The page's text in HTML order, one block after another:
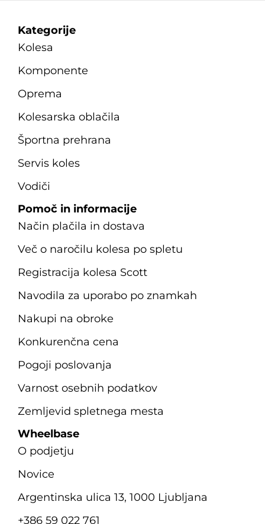
Kategorije
Kolesa
Komponente
Oprema
Kolesarska oblačila
Športna prehrana
Servis koles
Vodiči
Pomoč in informacije
Način plačila in dostava
Več o naročilu kolesa po spletu
Registracija kolesa Scott
Navodila za uporabo po znamkah
Nakupi na obroke
Konkurenčna cena
Pogoji poslovanja
Varnost osebnih podatkov
Zemljevid spletnega mesta
Wheelbase
O podjetju
Novice
Argentinska ulica 13, 1000 Ljubljana
+386 59 022 761